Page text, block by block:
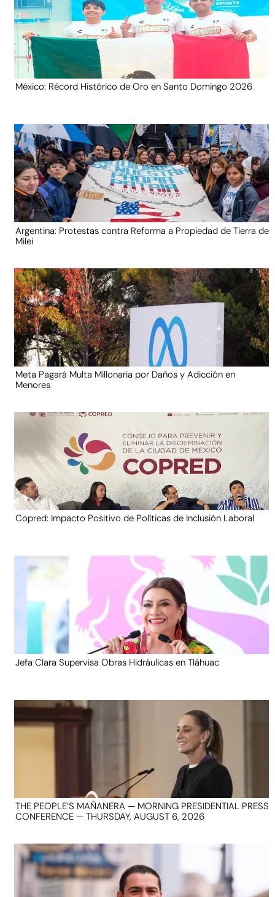
México: Récord Histórico de Oro en Santo Domingo 2026
Argentina: Protestas contra Reforma a Propiedad de Tierra de
Milei
Meta Pagará Multa Millonaria por Daños y Adicción en
Menores
Copred: Impacto Positivo de Políticas de Inclusión Laboral
Jefa Clara Supervisa Obras Hidráulicas en Tláhuac
THE PEOPLE’S MAÑANERA — MORNING PRESIDENTIAL PRESS
CONFERENCE — THURSDAY, AUGUST 6, 2026